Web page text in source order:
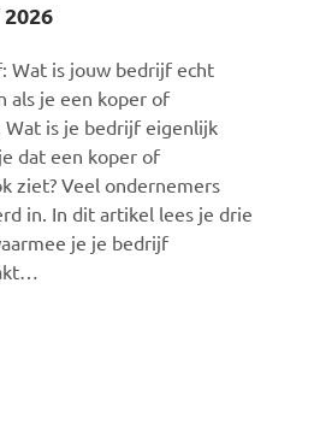
Wat is jouw bedrijf echt
als je een koper of
is je bedrijf eigenlijk
dat een koper of
ziet? Veel ondernemers
in. In dit artikel lees je drie
je je bedrijf